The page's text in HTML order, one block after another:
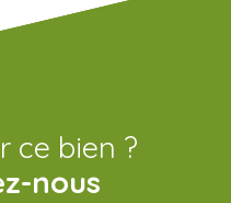
ce bien ?
nous